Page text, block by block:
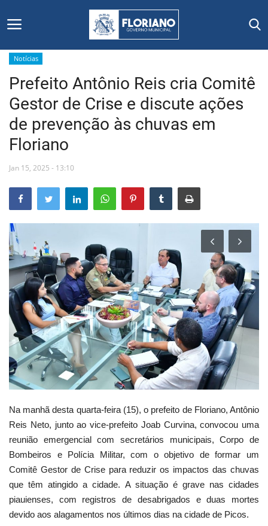
Início
Editais
Floriano
Secretarias e Órgãos
Mural de Licitações
Notícias
Vídeos
Webmail
Contato
Notícias
Prefeito Antônio Reis cria Comitê
Gestor de Crise e discute ações
de prevenção às chuvas em
Floriano
Jan 15, 2025 - 13:10
Na manhã desta quarta-feira (15), o prefeito de Floriano, Antônio
Reis Neto, junto ao vice-prefeito Joab Curvina, convocou uma
reunião emergencial com secretários municipais, Corpo de
Bombeiros e Polícia Militar, com o objetivo de formar um
Comitê Gestor de Crise para reduzir os impactos das chuvas
que têm atingido a cidade. A situação é grave nas cidades
piauienses, com registros de desabrigados e duas mortes
devido aos alagamentos nos últimos dias na cidade de Picos.